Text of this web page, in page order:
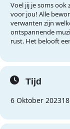
Voel jij je soms ook
voor jou! Alle
verwanten zijn
ontspannende
rust. Het belooft
Tijd
6 Oktober 2023